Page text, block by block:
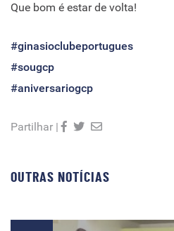
Que bom é estar de volta!
#ginasioclubeportugues
#sougcp
#aniversariogcp
Partilhar |
OUTRAS NOTÍCIAS